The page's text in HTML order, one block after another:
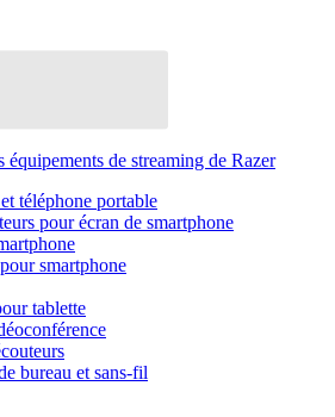
équipements de streaming de Razer
téléphone portable
pour écran de smartphone
smartphone
tablette
bureau et sans-fil